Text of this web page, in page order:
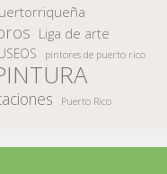
Liga de arte
pintores de puerto rico
Puerto Rico